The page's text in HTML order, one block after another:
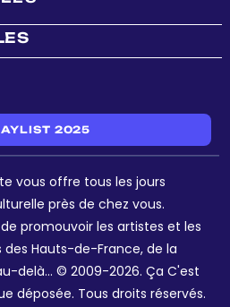
2025
vous offre tous les jours
près de chez vous.
promouvoir les artistes et les
Hauts-de-France, de la
delà... © 2009-2026. Ça C'est
déposée. Tous droits réservés.